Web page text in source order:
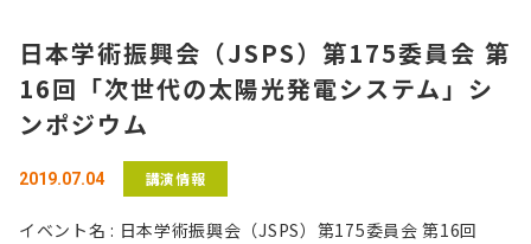
日本学術振興会（JSPS）第175委員会 第
16回「次世代の太陽光発電システム」シ
ンポジウム
2019.07.04 講演情報
イベント名 : 日本学術振興会（JSPS）第175委員会 第16回